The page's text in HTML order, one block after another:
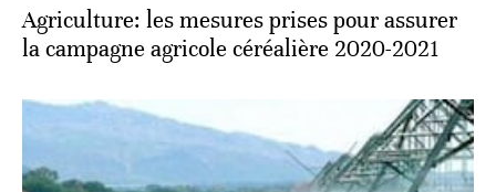
Agriculture: les mesures prises pour assurer
la campagne agricole céréalière 2020-2021